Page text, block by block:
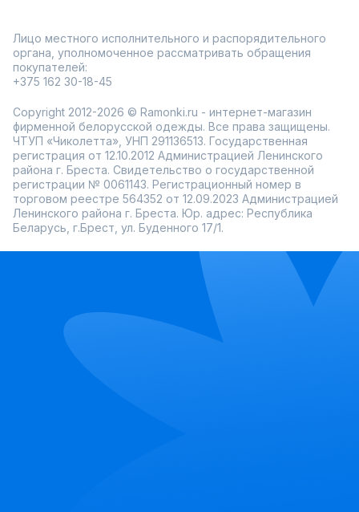
Лицо местного исполнительного и распорядительного
органа, уполномоченное рассматривать обращения
покупателей:
+375 162 30-18-45
Copyright 2012-2026 © Ramonki.ru - интернет-магазин
фирменной белорусской одежды. Все права защищены.
ЧТУП «Чиколетта», УНП 291136513. Государственная
регистрация от 12.10.2012 Администрацией Ленинского
района г. Бреста. Свидетельство о государственной
регистрации № 0061143. Регистрационный номер в
торговом реестре 564352 от 12.09.2023 Администрацией
Ленинского района г. Бреста. Юр. адрес: Республика
Беларусь, г.Брест, ул. Буденного 17/1.